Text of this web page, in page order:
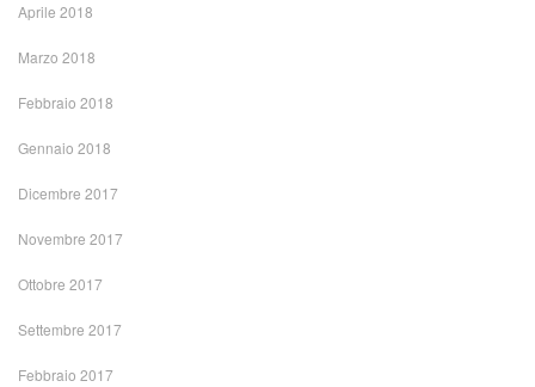
Aprile 2018
Marzo 2018
Febbraio 2018
Gennaio 2018
Dicembre 2017
Novembre 2017
Ottobre 2017
Settembre 2017
Febbraio 2017